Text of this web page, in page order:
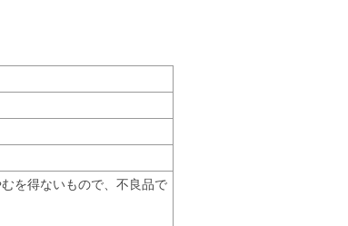
を得ないもので、不良品で